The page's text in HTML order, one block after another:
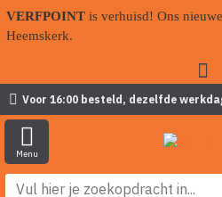
VERFPOINT is verhuisd! Ons
Heemskerk.
Voor 16:00 besteld, dezelfde